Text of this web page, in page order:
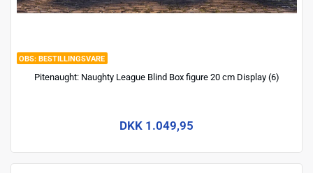
BESTILLINGSVARE
Pitenaught: Naughty League Blind Box figure 20 cm Display (6)
DKK 1.049,95